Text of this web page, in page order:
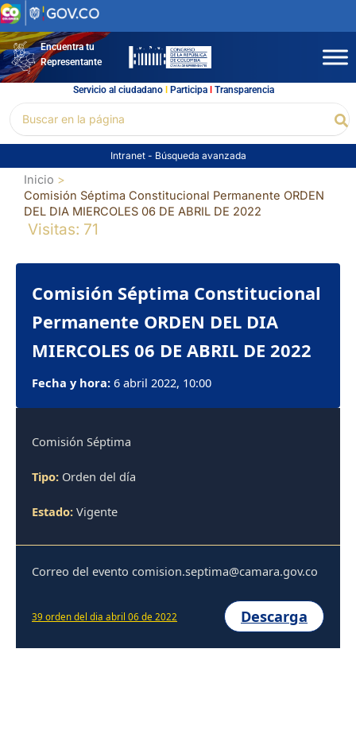
Ir
al
contenidoEncuentra tu
Representante
Servicio al ciudadano l Participal Transparencia
por:
Intranet - Búsqueda avanzada
Inicio
Comisión Séptima Constitucional Permanente ORDEN
DEL DIA MIERCOLES 06 DE ABRIL DE 2022
Visitas: 71
Comisión Séptima Constitucional
Permanente ORDEN DEL DIA
MIERCOLES 06 DE ABRIL DE 2022
Fecha y hora: 6 abril 2022, 10:00
Comisión Séptima
Tipo: Orden del día
Estado: Vigente
Correo del evento comision.septima@camara.gov.co
39 orden del dia abril 06 de 2022 Descarga